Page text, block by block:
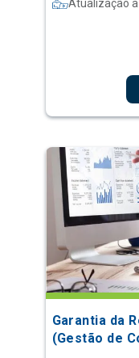
Atualização
Garantia da
(Gestão de